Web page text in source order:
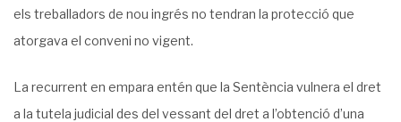
els treballadors de nou ingrés no tendran la protecció que
atorgava el conveni no vigent.
La recurrent en empara entén que la Sentència vulnera el dret
a la tutela judicial des del vessant del dret a l’obtenció d’una